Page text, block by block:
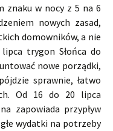
znaku w nocy z 5 na 6
nowych zasad,
domowników, a nie
trygon Słońca do
nowe porządki,
sprawnie, łatwo
Od 16 do 20 lipca
zapowiada przypływ
wydatki na potrzeby